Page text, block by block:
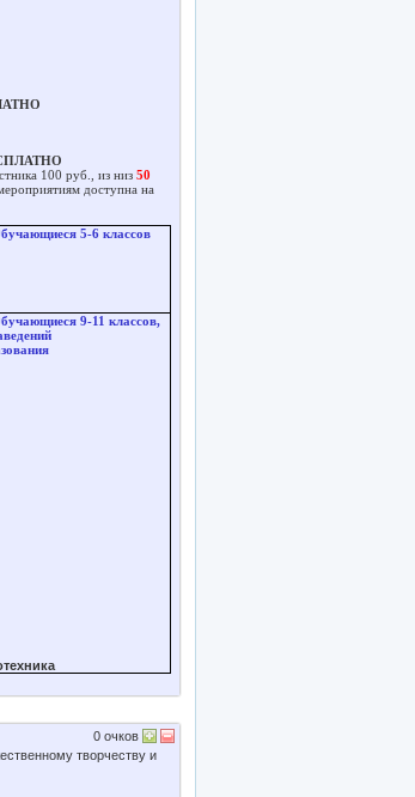
100 руб., из низ 50
доступна на
5-6 классов
9-11 классов,
творчеству и
0 очков